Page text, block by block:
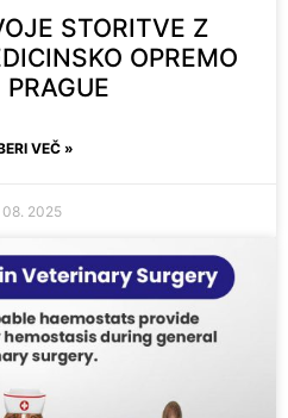
STORITVE Z
OPREMO
VEČ »
08. 2025